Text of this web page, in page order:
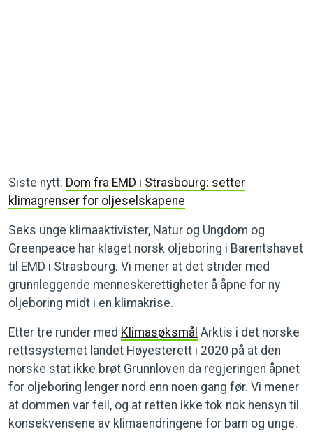
Siste nytt: Dom fra EMD i Strasbourg: setter
klimagrenser for oljeselskapene
Seks unge klimaaktivister, Natur og Ungdom og
Greenpeace har klaget norsk oljeboring i Barentshavet
til EMD i Strasbourg. Vi mener at det strider med
grunnleggende menneskerettigheter å åpne for ny
oljeboring midt i en klimakrise.
Etter tre runder med Klimasøksmål Arktis i det norske
rettssystemet landet Høyesterett i 2020 på at den
norske stat ikke brøt Grunnloven da regjeringen åpnet
for oljeboring lenger nord enn noen gang før. Vi mener
at dommen var feil, og at retten ikke tok nok hensyn til
konsekvensene av klimaendringene for barn og unge.